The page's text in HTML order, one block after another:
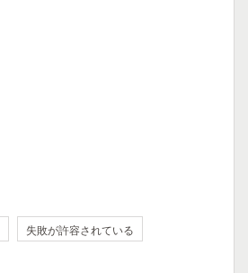
失敗が許容されている